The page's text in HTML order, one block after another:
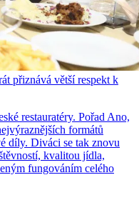
přiznává větší respekt k
restauratéry. Pořad Ano,
formátů
díly. Diváci se tak znovu
kvalitou jídla,
fungováním celého